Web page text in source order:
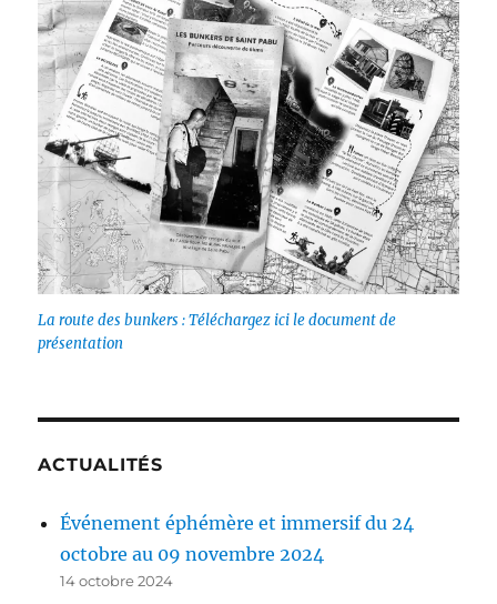
La route des bunkers : Téléchargez ici le document de
présentation
ACTUALITÉS
Événement éphémère et immersif du 24
octobre au 09 novembre 2024
14 octobre 2024